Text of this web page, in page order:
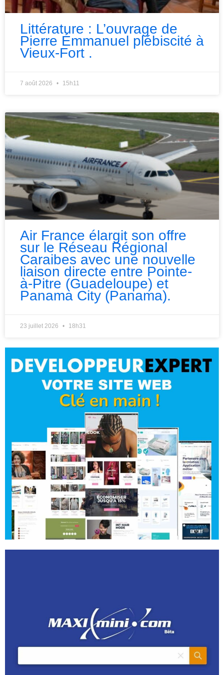
Littérature : L’ouvrage de
Pierre Émmanuel plébiscité à
Vieux-Fort .
7 août 2026 15h11
Air France élargit son offre
sur le Réseau Régional
Caraibes avec une nouvelle
liaison directe entre Pointe-
à-Pitre (Guadeloupe) et
Panama City (Panama).
23 juillet 2026 18h31